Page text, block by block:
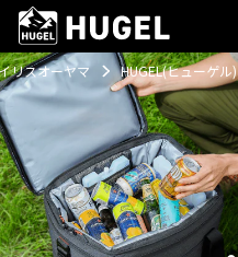
リスオーヤマ HUGEL(ヒューゲル)